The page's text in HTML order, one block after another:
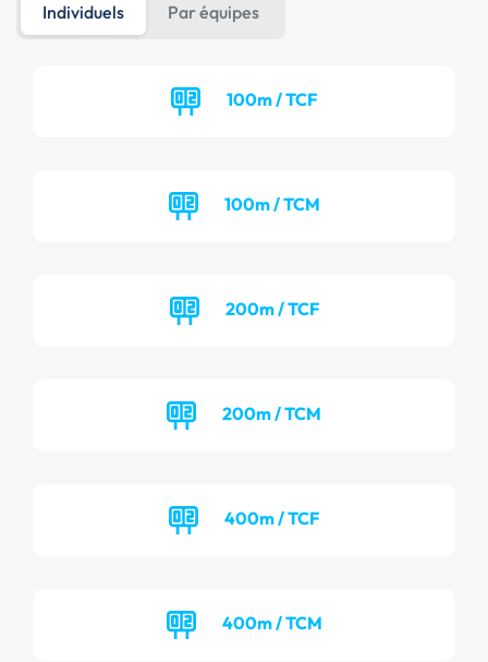
Individuels Par équipes
100m / TCF
100m / TCM
200m / TCF
200m / TCM
400m / TCF
400m / TCM